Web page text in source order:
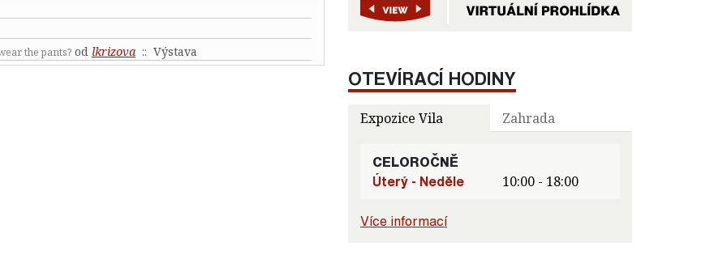
the pants? od lkrizova :: Výstava
OTEVÍRACÍ HODINY
Expozice Vila Zahrada
CELOROČNĚ
Úterý - Neděle
10:00 - 18:00
Více informací